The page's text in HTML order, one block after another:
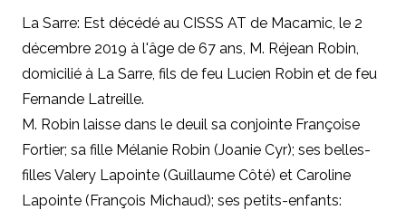
La Sarre: Est décédé au CISSS AT de Macamic, le 2
décembre 2019 à l'âge de 67 ans, M. Réjean Robin,
domicilié à La Sarre, fils de feu Lucien Robin et de feu
Fernande Latreille.
M. Robin laisse dans le deuil sa conjointe Françoise
Fortier; sa fille Mélanie Robin (Joanie Cyr); ses belles-
filles Valery Lapointe (Guillaume Côté) et Caroline
Lapointe (François Michaud); ses petits-enfants: